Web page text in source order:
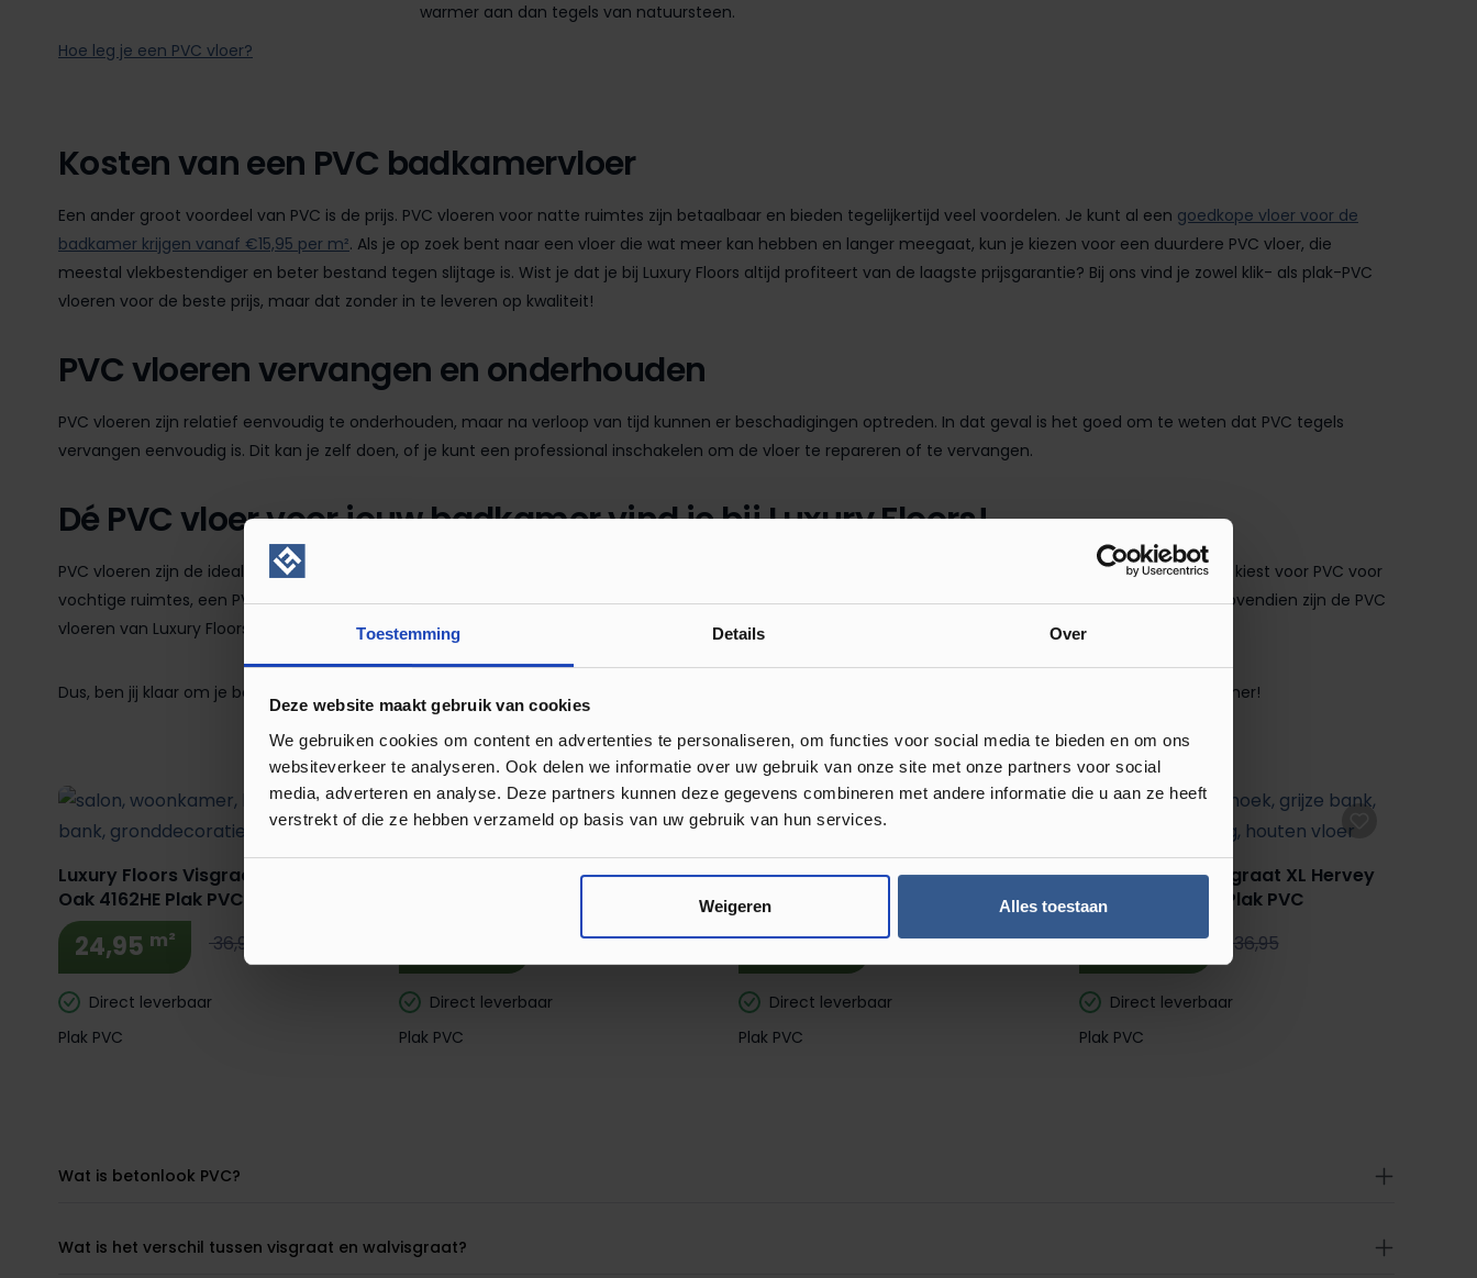
Toestemming Details Over
Deze website maakt gebruik van cookies
We gebruiken cookies om content en advertenties te personaliseren, om functies voor social media te bieden en om ons
websiteverkeer te analyseren. Ook delen we informatie over uw gebruik van onze site met onze partners voor social
media, adverteren en analyse. Deze partners kunnen deze gegevens combineren met andere informatie die u aan ze heeft
verstrekt of die ze hebben verzameld op basis van uw gebruik van hun services.
Weigeren Alles toestaan
Hoe leg je een PVC vloer?
warmer aan dan tegels van natuursteen.
Kosten van een PVC badkamervloer
Een ander groot voordeel van PVC is de prijs. PVC vloeren voor natte ruimtes zijn betaalbaar en bieden tegelijkertijd veel voordelen. Je kunt al een goedkope vloer voor de
badkamer krijgen vanaf €15,95 per m². Als je op zoek bent naar een vloer die wat meer kan hebben en langer meegaat, kun je kiezen voor een duurdere PVC vloer, die
meestal vlekbestendiger en beter bestand tegen slijtage is. Wist je dat je bij Luxury Floors altijd profiteert van de laagste prijsgarantie? Bij ons vind je zowel klik- als plak-PVC
vloeren voor de beste prijs, maar dat zonder in te leveren op kwaliteit!
PVC vloeren vervangen en onderhouden
PVC vloeren zijn relatief eenvoudig te onderhouden, maar na verloop van tijd kunnen er beschadigingen optreden. In dat geval is het goed om te weten dat PVC tegels
vervangen eenvoudig is. Dit kan je zelf doen, of je kunt een professional inschakelen om de vloer te repareren of te vervangen.
Dé PVC vloer voor jouw badkamer vind je bij Luxury Floors!
PVC vloeren zijn de ideale keuze voor je badkamer. Ze zijn waterbestendig, duurzamer dan veel andere materialen, en gemakkelijk in onderhoud. Of je nu kiest voor PVC voor
vochtige ruimtes, een PVC vloer met houtlook voor de badkamer, of een PVC vloer met een mooivisgraatpatroon, je vindt altijd iets dat bij je stijl past. Bovendien zijn de PVC
vloeren van Luxury Floors goedkoop en gaan ze lang mee, waardoor het een uitstekende keuze is voor een vloer voor badkamerrenovatie.
Dus, ben jij klaar om je badkamer te vernieuwen met een PVC vloer in de badkamer? Ontdek ons assortiment en kies de perfecte vloer voor jouw badkamer!
Luxury Floors Visgraat XL Bunbury
Oak 4162HE Plak PVC
24,95 m² 36,95
Direct leverbaar
Plak PVC
Luxury Floors Plank XL
Rockhempton Oak 4163E Plak PVC
36,95
Direct leverbaar
Plak PVC
Luxury Floors Plank XL Bunbury
Oak 4162E Plak PVC
23,95m² 36,95
Direct leverbaar
Plak PVC
Luxury Floors Visgraat XL Hervey
Bay Oak 4164HE Plak PVC
24,95m² 36,95
Direct leverbaar
Plak PVC
Wat is betonlook PVC?
Wat is het verschil tussen visgraat en walvisgraat?